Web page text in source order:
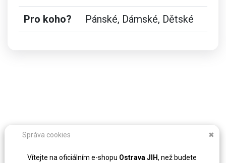
Pro koho? Pánské, Dámské, Dětské
Správa cookies ✖
Vítejte na oficiálním e-shopu Ostrava JIH, než budete